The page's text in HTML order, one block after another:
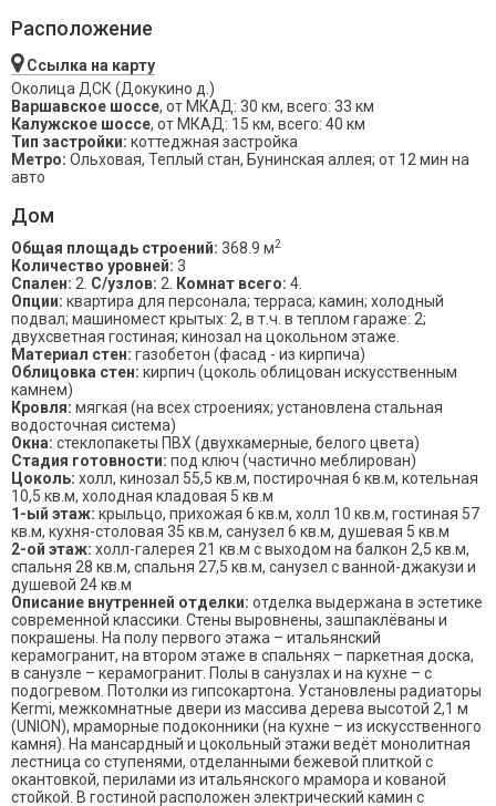
Расположение
Ссылка на карту
Околица ДСК (Докукино д.)
Варшавское шоссе, от МКАД: 30 км, всего: 33 км
Калужское шоссе, от МКАД: 15 км, всего: 40 км
Тип застройки: коттеджная застройка
Метро: Ольховая, Теплый стан, Бунинская аллея; от 12 мин на
авто
Дом
Общая площадь строений: 368.9 м2
Количество уровней: 3
Спален: 2. С/узлов: 2. Комнат всего: 4.
Опции: квартира для персонала; терраса; камин; холодный
подвал; машиномест крытых: 2, в т.ч. в теплом гараже: 2;
двухсветная гостиная; кинозал на цокольном этаже.
Материал стен: газобетон (фасад - из кирпича)
Облицовка стен: кирпич (цоколь облицован искусственным
камнем)
Кровля: мягкая (на всех строениях; установлена стальная
водосточная система)
Окна: стеклопакеты ПВХ (двухкамерные, белого цвета)
Стадия готовности: под ключ (частично меблирован)
Цоколь: холл, кинозал 55,5 кв.м, постирочная 6 кв.м, котельная
10,5 кв.м, холодная кладовая 5 кв.м
1-ый этаж: крыльцо, прихожая 6 кв.м, холл 10 кв.м, гостиная 57
кв.м, кухня-столовая 35 кв.м, санузел 6 кв.м, душевая 5 кв.м
2-ой этаж: холл-галерея 21 кв.м с выходом на балкон 2,5 кв.м,
спальня 28 кв.м, спальня 27,5 кв.м, санузел с ванной-джакузи и
душевой 24 кв.м
Описание внутренней отделки: отделка выдержана в эстетике
современной классики. Стены выровнены, зашпаклёваны и
покрашены. На полу первого этажа – итальянский
керамогранит, на втором этаже в спальнях – паркетная доска,
в санузле – керамогранит. Полы в санузлах и на кухне – с
подогревом. Потолки из гипсокартона. Установлены радиаторы
Kermi, межкомнатные двери из массива дерева высотой 2,1 м
(UNION), мраморные подоконники (на кухне – из искусственного
камня). На мансардный и цокольный этажи ведёт монолитная
лестница со ступенями, отделанными бежевой плиткой с
окантовкой, перилами из итальянского мрамора и кованой
стойкой. В гостиной расположен электрический камин с